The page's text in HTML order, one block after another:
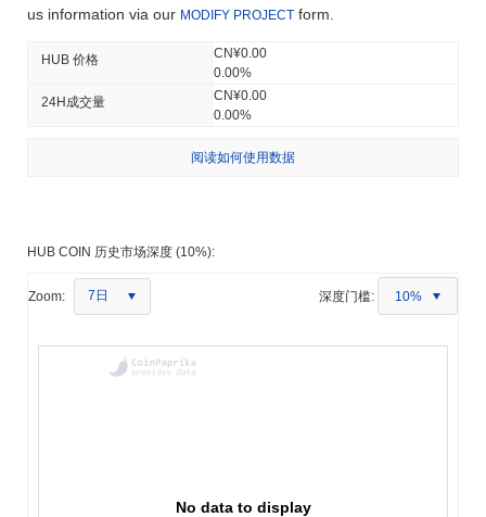
us information via our MODIFY PROJECT form.
HUB 价格
CN¥0.00
0.00%
24H成交量
CN¥0.00
0.00%
阅读如何使用数据
HUB COIN 历史市场深度 (10%):
Zoom: 7日 深度门槛: 10%
No data to display